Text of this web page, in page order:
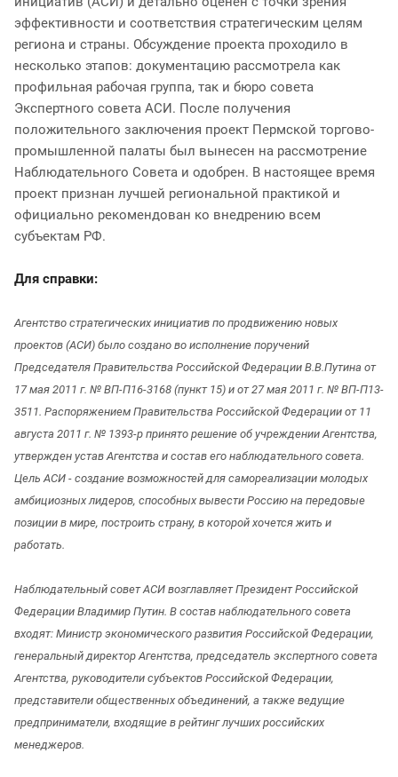
эффективности и соответствия стратегическим целям
региона и страны. Обсуждение проекта проходило в
несколько этапов: документацию рассмотрела как
профильная рабочая группа, так и бюро совета
Экспертного совета АСИ. После получения
положительного заключения проект Пермской торгово-
промышленной палаты был вынесен на рассмотрение
Наблюдательного Совета и одобрен. В настоящее время
проект признан лучшей региональной практикой и
официально рекомендован ко внедрению всем
субъектам РФ.
Для справки:
Агентство стратегических инициатив по продвижению новых
проектов (АСИ) было создано во исполнение поручений
Председателя Правительства Российской Федерации В.В.Путина от
17 мая 2011 г. № ВП-П16-3168 (пункт 15) и от 27 мая 2011 г. № ВП-П13-
3511. Распоряжением Правительства Российской Федерации от 11
августа 2011 г. № 1393-р принято решение об учреждении Агентства,
утвержден устав Агентства и состав его наблюдательного совета.
Цель АСИ - создание возможностей для самореализации молодых
амбициозных лидеров, способных вывести Россию на передовые
позиции в мире, построить страну, в которой хочется жить и
работать.
Наблюдательный совет АСИ возглавляет Президент Российской
Федерации Владимир Путин. В состав наблюдательного совета
входят: Министр экономического развития Российской Федерации,
генеральный директор Агентства, председатель экспертного совета
Агентства, руководители субъектов Российской Федерации,
представители общественных объединений, а также ведущие
предприниматели, входящие в рейтинг лучших российских
менеджеров.